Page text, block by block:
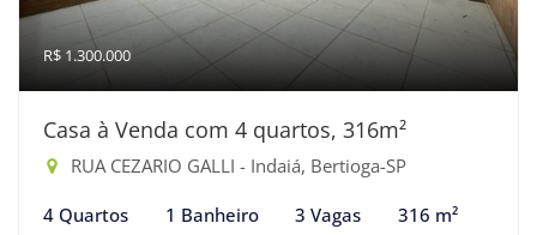
R$ 1.300.000
Casa à Venda com 4 quartos, 316m²
RUA CEZARIO GALLI - Indaiá, Bertioga-SP
4 Quartos 1 Banheiro 3 Vagas 316 m²